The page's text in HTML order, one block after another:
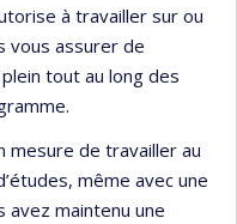
à travailler sur ou
vous assurer de
tout au long des
mesure de travailler au
même avec une
avez maintenu une